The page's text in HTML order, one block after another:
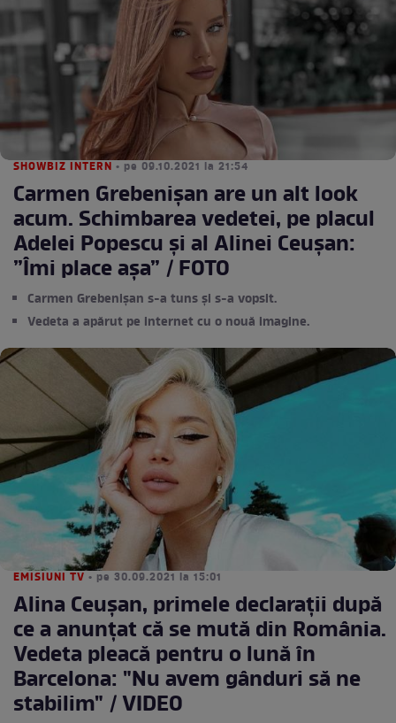
SHOWBIZ INTERN • pe 09.10.2021 la 21:54
Carmen Grebenișan are un alt look
acum. Schimbarea vedetei, pe placul
Adelei Popescu și al Alinei Ceușan:
”Îmi place așa” / FOTO
Carmen Grebenișan s-a tuns și s-a vopsit.
Vedeta a apărut pe internet cu o nouă imagine.
EMISIUNI TV • pe 30.09.2021 la 15:01
Alina Ceușan, primele declarații după
ce a anunțat că se mută din România.
Vedeta pleacă pentru o lună în
Barcelona: "Nu avem gânduri să ne
stabilim" / VIDEO